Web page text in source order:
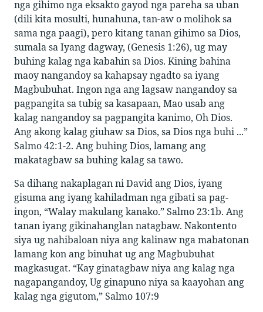
nga gihimo nga eksakto gayod nga pareha sa uban
(dili kita mosulti, hunahuna, tan-aw o molihok sa
sama nga paagi), pero kitang tanan gihimo sa Dios,
sumala sa Iyang dagway, (Genesis 1:26), ug may
buhing kalag nga kabahin sa Dios. Kining bahina
maoy nangandoy sa kahapsay ngadto sa iyang
Magbubuhat. Ingon nga ang lagsaw nangandoy sa
pagpangita sa tubig sa kasapaan, Mao usab ang
kalag nangandoy sa pagpangita kanimo, Oh Dios.
Ang akong kalag giuhaw sa Dios, sa Dios nga buhi ...”
Salmo 42:1-2. Ang buhing Dios, lamang ang
makatagbaw sa buhing kalag sa tawo.
Sa dihang nakaplagan ni David ang Dios, iyang
gisuma ang iyang kahiladman nga gibati sa pag-
ingon, “Walay makulang kanako.” Salmo 23:1b. Ang
tanan iyang gikinahanglan natagbaw. Nakontento
siya ug nahibaloan niya ang kalinaw nga mabatonan
lamang kon ang binuhat ug ang Magbubuhat
magkasugat. “Kay ginatagbaw niya ang kalag nga
nagapangandoy, Ug ginapuno niya sa kaayohan ang
kalag nga gigutom,” Salmo 107:9